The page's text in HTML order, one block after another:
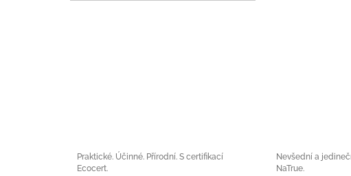
Praktické. Účinné. Přírodní. S certifikací
Ecocert.
Nevšední a
NaTrue.